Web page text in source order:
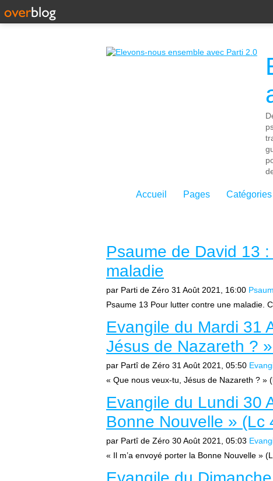
Accueil Pages Catégories
Psaume de David 13
maladie
par Parti de Zéro 31 Août 2021, 16:00
Psaume 13 Pour lutter contre une maladie.
Evangile du Mardi 31
Jésus de Nazareth ?
par Partî de Zéro 31 Août 2021, 05:50
« Que nous veux-tu, Jésus de Nazareth ? »
Evangile du Lundi 30
Bonne Nouvelle » (Lc
par Partî de Zéro 30 Août 2021, 05:03
« Il m’a envoyé porter la Bonne Nouvelle »